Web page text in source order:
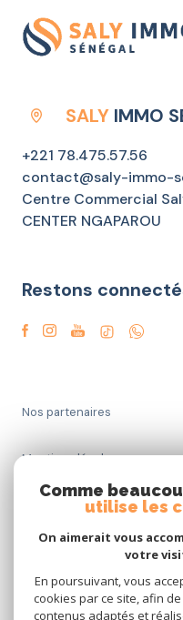
SALY IMMO
+221 78.475.57.56
contact@saly-immo-
Centre Commercial
CENTER NGAPAROU
Restons
Nos partenaires
Mentions légales
Cookies
Comme
utilise les
On aimerait vous
votre
En poursuivant, vous
cookies par ce site, afin
contenus adaptés et